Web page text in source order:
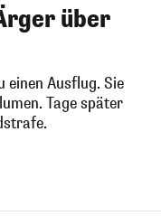
über
einen Ausflug. Sie
Tage später